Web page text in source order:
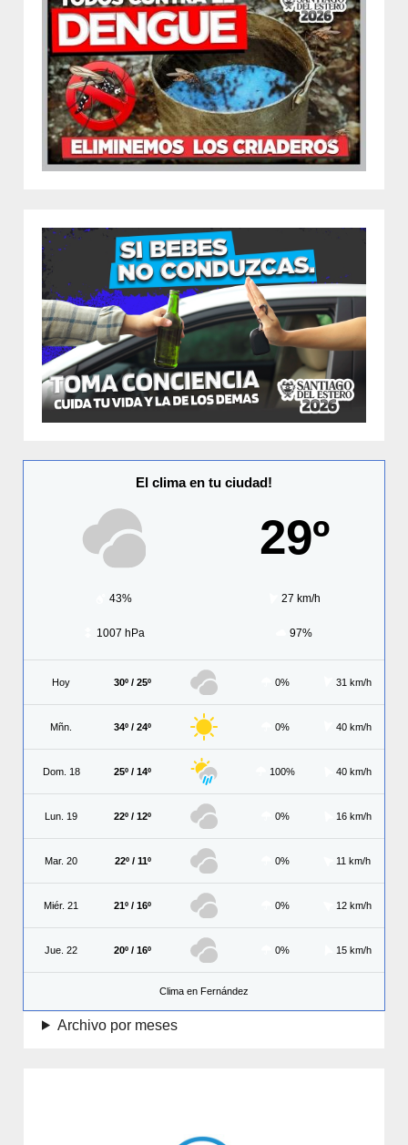
El clima en tu ciudad!
29º
43% 27 km/h
1007 hPa 97%
Hoy 30º / 25º 0% 31 km/h
Mñn. 34º / 24º 0% 40 km/h
Dom. 18 25º / 14º 100% 40 km/h
Lun. 19 22º / 12º 0% 16 km/h
Mar. 20 22º / 11º 0% 11 km/h
Miér. 21 21º / 16º 0% 12 km/h
Jue. 22 20º / 16º 0% 15 km/h
Clima en Fernández
Archivo por meses